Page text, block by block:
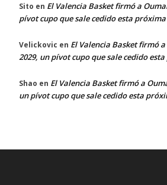
Sito en El Valencia Basket firmó a
pívot cupo que sale cedido esta
Velickovic en El Valencia Basket firmó
2029, un pívot cupo que sale cedido
Shao en El Valencia Basket firmó a
un pívot cupo que sale cedido esta